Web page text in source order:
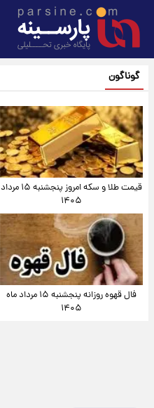
گوناگون
قیمت طلا و سکه امروز پنجشنبه ۱۵ مرداد
۱۴۰۵
فال قهوه روزانه پنجشنبه ۱۵ مرداد ماه
۱۴۰۵